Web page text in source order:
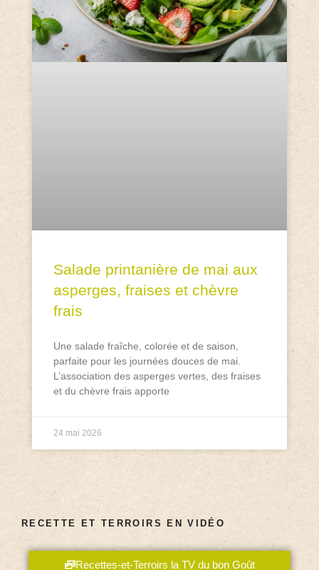
Salade printanière de mai aux
asperges, fraises et chèvre
frais
Une salade fraîche, colorée et de saison,
parfaite pour les journées douces de mai.
L’association des asperges vertes, des fraises
et du chèvre frais apporte
24 mai 2026
RECETTE ET TERROIRS EN VIDÉO
Recettes-et-Terroirs la TV du bon Goût